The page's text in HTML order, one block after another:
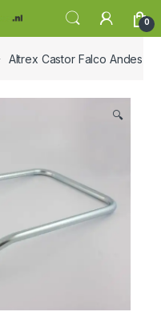
0
Altrex Castor Falco Andes –
🔍